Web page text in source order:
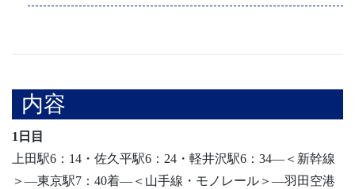
内容
1日目
上田駅6：14・佐久平駅6：24・軽井沢駅6：34―＜新幹線
＞―東京駅7：40着―＜山手線・モノレール＞―羽田空港